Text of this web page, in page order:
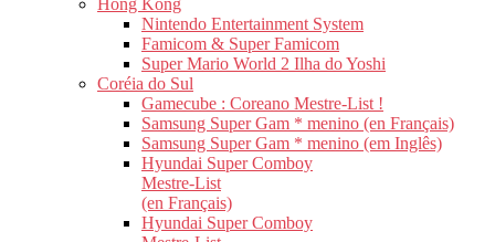
Hong Kong
Nintendo Entertainment System
Famicom & Super Famicom
Super Mario World 2 Ilha do Yoshi
Coréia do Sul
Gamecube : Coreano Mestre-List !
Samsung Super Gam * menino (en Français)
Samsung Super Gam * menino (em Inglês)
Hyundai Super Comboy
Mestre-List
(en Français)
Hyundai Super Comboy